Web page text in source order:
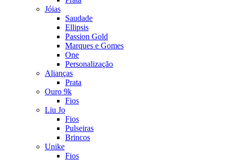
Jóias
Saudade
Ellipsis
Passion Gold
Marques e Gomes
One
Personalização
Alianças
Prata
Ouro 9k
Fios
Liu Jo
Fios
Pulseiras
Brincos
Unike
Fios